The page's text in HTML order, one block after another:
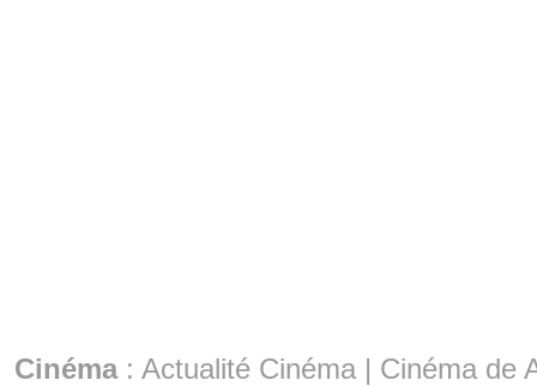
Cinéma: Actualité Cinéma | Cinéma de